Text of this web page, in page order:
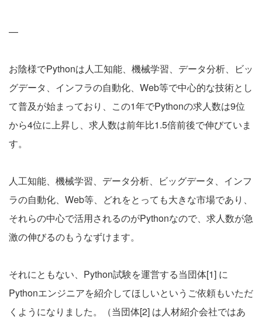
—
お陰様でPythonは人工知能、機械学習、データ分析、ビッ
グデータ、インフラの自動化、Web等で中心的な技術とし
て普及が始まっており、この1年でPythonの求人数は9位
から4位に上昇し、求人数は前年比1.5倍前後で伸びていま
す。
人工知能、機械学習、データ分析、ビッグデータ、インフ
ラの自動化、Web等、どれをとっても大きな市場であり、
それらの中心で活用されるのがPythonなので、求人数が急
激の伸びるのもうなずけます。
それにともない、Python試験を運営する当団体[1] に
Pythonエンジニアを紹介してほしいというご依頼もいただ
くようになりました。（当団体[2] は人材紹介会社ではあ